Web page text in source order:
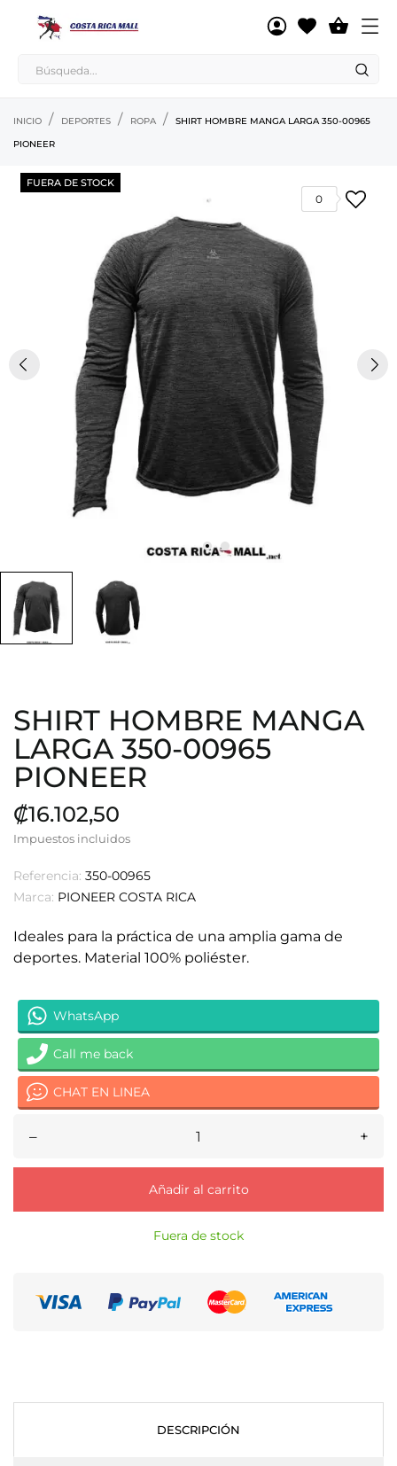

INICIO DEPORTES ROPA
SHIRT HOMBRE MANGA LARGA 350-00965
PIONEER
FUERA DE STOCK
0
SHIRT HOMBRE MANGA
LARGA 350-00965
PIONEER
₡16.102,50
Impuestos incluidos
Referencia: 350-00965
Marca: PIONEER COSTA RICA
Ideales para la práctica de una amplia gama de
deportes. Material 100% poliéster.
WhatsApp
Call me back
CHAT EN LINEA
– +
Añadir al carrito
Fuera de stock
DESCRIPCIÓN